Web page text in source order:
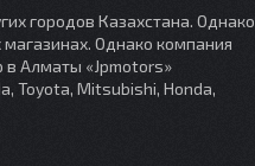
городов Казахстана. Однако
Однако компания
в Алматы «Jpmotors»
Toyota, Mitsubishi, Honda,